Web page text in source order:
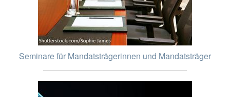
Seminare für Mandatsträgerinnen und Mandatsträger